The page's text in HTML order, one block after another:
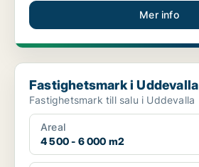
Mer info
Fastighetsmark i Uddevalla
Fastighetsmark i Uddevalla
Fastighetsmark till salu i Uddevalla
Areal
4 500 - 6 000 m2